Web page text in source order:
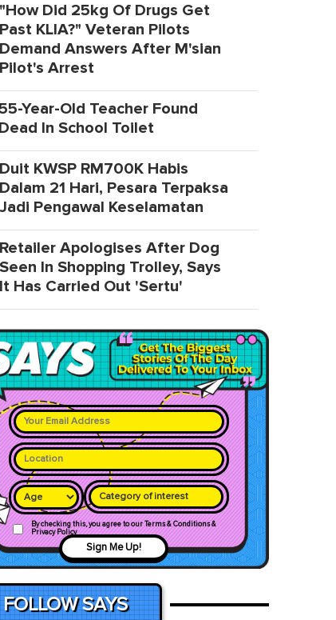
"How Did 25kg Of Drugs Get
Past KLIA?" Veteran Pilots
Demand Answers After M'sian
Pilot's Arrest
Year-Old Teacher Found
Dead In School Toilet
Duit KWSP RM700K Habis
Dalam 21 Hari, Pesara Terpaksa
Jadi Pengawal Keselamatan
Retailer Apologises After Dog
Seen In Shopping Trolley, Says
It Has Carried Out 'Sertu'
Category of interest
By checking this, you agree to our Terms & Conditions &
Privacy Policy
Sign Me Up!
FOLLOW SAYS